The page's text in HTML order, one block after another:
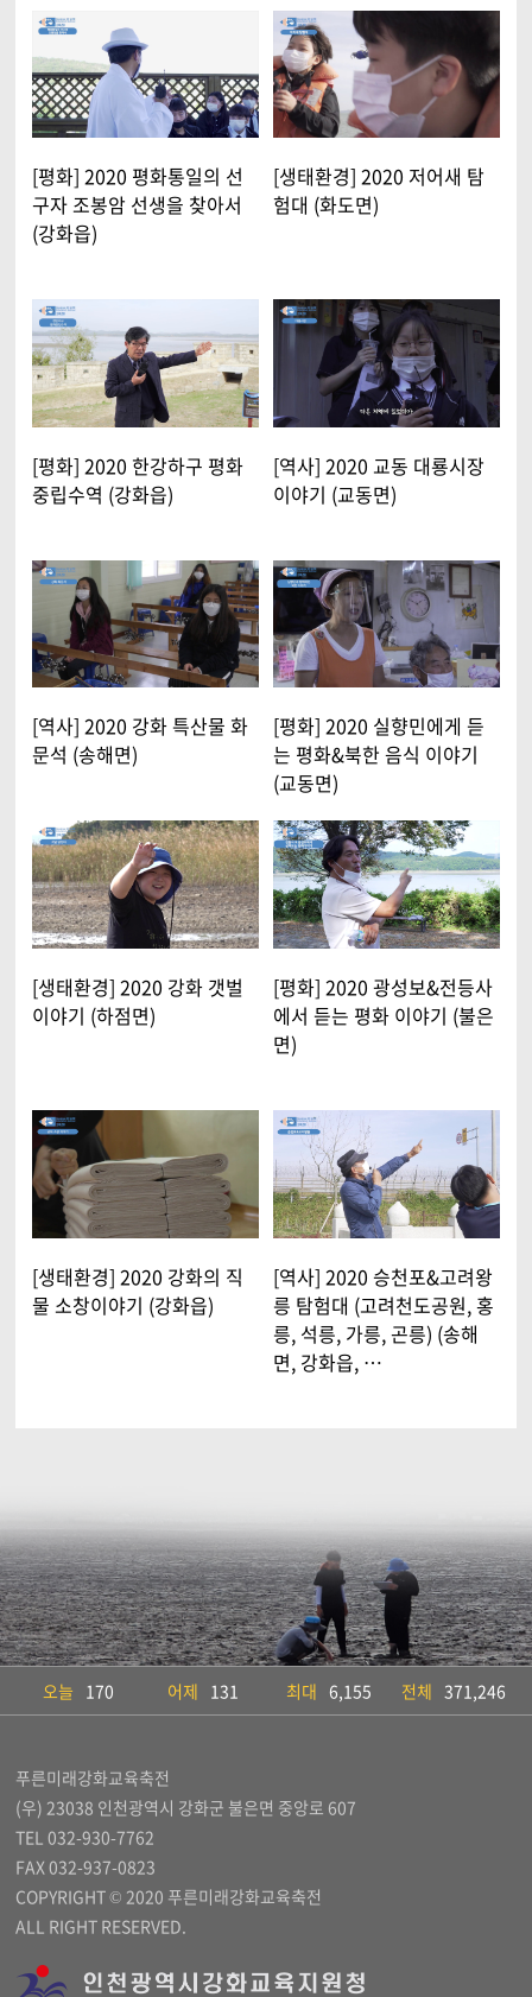
[평화] 2020 평화통일의 선
구자 조봉암 선생을 찾아서
(강화읍)
[생태환경] 2020 저어새 탐
험대 (화도면)
[평화] 2020 한강하구 평화
중립수역 (강화읍)
[역사] 2020 교동 대룡시장
이야기 (교동면)
[역사] 2020 강화 특산물 화
문석 (송해면)
[평화] 2020 실향민에게 듣
는 평화&북한 음식 이야기
(교동면)
[생태환경] 2020 강화 갯벌
이야기 (하점면)
[평화] 2020 광성보&전등사
에서 듣는 평화 이야기 (불은
면)
[생태환경] 2020 강화의 직
물 소창이야기 (강화읍)
[역사] 2020 승천포&고려왕
릉 탐험대 (고려천도공원, 홍
릉, 석릉, 가릉, 곤릉) (송해
면, 강화읍, …
오늘 170 어제 131 최대 6,155 전체 371,246
푸른미래강화교육축전
(우) 23038 인천광역시 강화군 불은면 중앙로 607
TEL 032-930-7762
FAX 032-937-0823
COPYRIGHT © 2020 푸른미래강화교육축전
ALL RIGHT RESERVED.